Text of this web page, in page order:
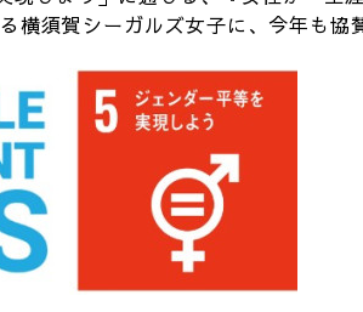
横須賀シーガルズ女子に、今年も協